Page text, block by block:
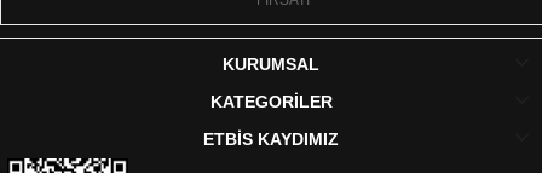
KURUMSAL
KATEGORİLER
ETBİS KAYDIMIZ